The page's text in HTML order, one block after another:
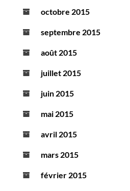
octobre 2015
septembre 2015
août 2015
juillet 2015
juin 2015
mai 2015
avril 2015
mars 2015
février 2015